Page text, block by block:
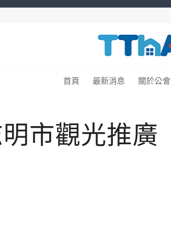
首頁 最新消息 關於公會
市觀光推廣